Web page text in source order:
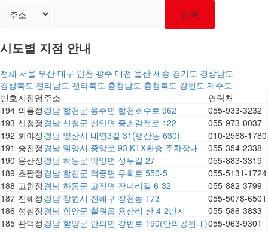
검색
시도별 지점 안내
전체 서울 부산 대구 인천 광주 대전 울산 세종 경기도 경상남도
경상북도 전라남도 전라북도 충청남도 충청북도 강원도 제주도
번호지점명 주소
연락처
194 의룡정 경남 합천군 용주면 합천호수로 962
055-933-3232
193 산청정 경남 산청군 신안면 중촌갈전로 122
055-973-0037
192 회야정 경남 양산시 내연3길 31(평산동 630)
010-2568-1780
191 숭진정 경남 밀양시 중앙로 93 KTX환승 주차장내
055-354-2338
190 용산정 경남 하동군 악양면 성두길 27
055-883-3319
189 초팔정 경남 합천군 적중면 우회로 550-5
055-5131-1724
188 고현정 경남 하동군 고전면 잔너리길 6-32
055-882-3799
187 진해정 경남 창원시 진해구 장천동 173
055-5078-6501
186 성심정 경남 함안군 칠원읍 용산리 산 4-2번지
055-586-3833
185 관덕정 경남 함양군 안의면 강변로 190(안의공원내)055-963-9301